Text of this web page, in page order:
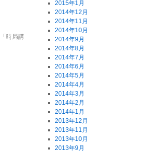
「時局講
2015年1月
2014年12月
2014年11月
2014年10月
2014年9月
2014年8月
2014年7月
2014年6月
2014年5月
2014年4月
2014年3月
2014年2月
2014年1月
2013年12月
2013年11月
2013年10月
2013年9月